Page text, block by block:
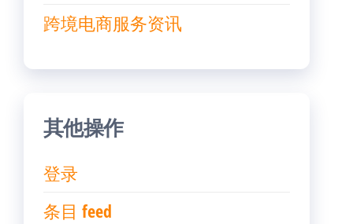
跨境电商服务资讯
其他操作
登录
条目 feed